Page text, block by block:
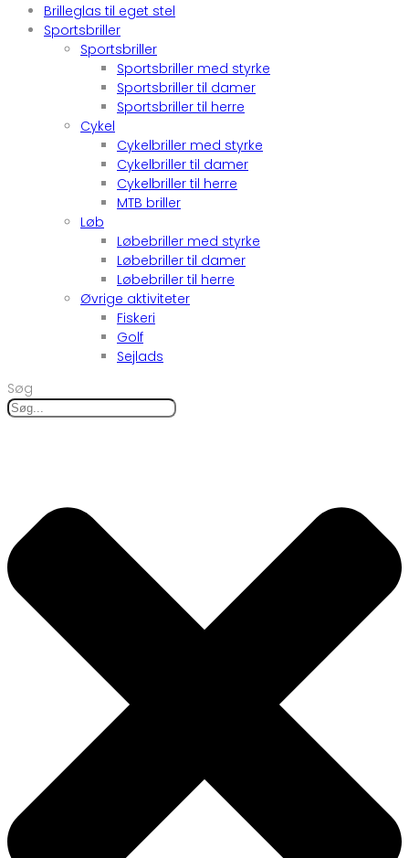
Brilleglas til eget stel
Sportsbriller
Sportsbriller
Sportsbriller med styrke
Sportsbriller til damer
Sportsbriller til herre
Cykel
Cykelbriller med styrke
Cykelbriller til damer
Cykelbriller til herre
MTB briller
Løb
Løbebriller med styrke
Løbebriller til damer
Løbebriller til herre
Øvrige aktiviteter
Fiskeri
Golf
Sejlads
Søg